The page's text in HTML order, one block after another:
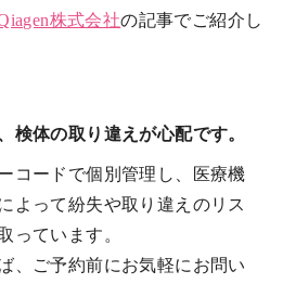
株式会社の記事でご紹介し
検体の取り違えが心配です。
コードで個別管理し、医療機
よって紛失や取り違えのリス
っています。
、ご予約前にお気軽にお問い